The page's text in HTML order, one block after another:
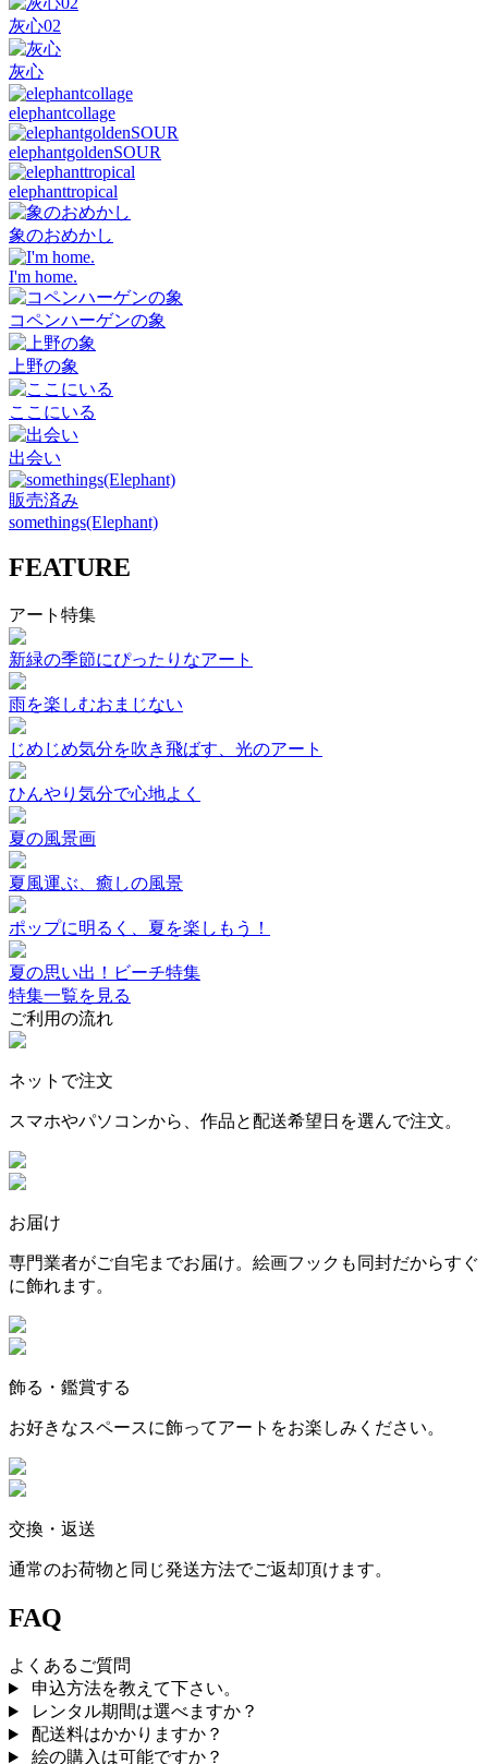
灰心02
灰心
elephantcollage
elephantgoldenSOUR
elephanttropical
象のおめかし
I'm home.
コペンハーゲンの象
上野の象
ここにいる
出会い
販売済み
somethings(Elephant)
FEATURE
アート特集
新緑の季節にぴったりなアート
雨を楽しむおまじない
じめじめ気分を吹き飛ばす、光のアート
ひんやり気分で心地よく
夏の風景画
夏風運ぶ、癒しの風景
ポップに明るく、夏を楽しもう！
夏の思い出！ビーチ特集
特集一覧を見る
ご利用の流れ
ネットで注文
スマホやパソコンから、作品と配送希望日を選んで注文。
お届け
専門業者がご自宅までお届け。絵画フックも同封だからすぐ
に飾れます。
飾る・鑑賞する
お好きなスペースに飾ってアートをお楽しみください。
交換・返送
通常のお荷物と同じ発送方法でご返却頂けます。
FAQ
よくあるご質問
申込方法を教えて下さい。
レンタル期間は選べますか？
配送料はかかりますか？
絵の購入は可能ですか？